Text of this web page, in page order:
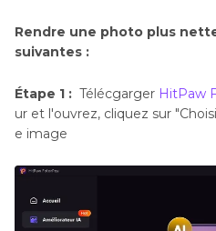
Rendre une photo plus
suivantes :
Étape 1 : Télécgarger HitPaw
ur et l'ouvrez, cliquez sur
e image